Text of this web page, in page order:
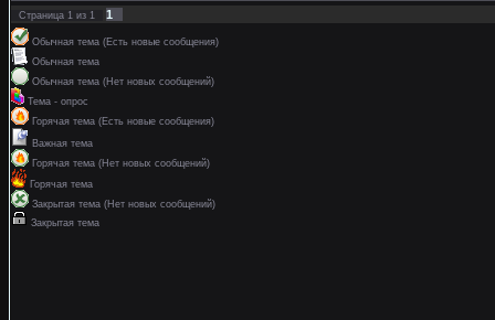
Страница 1 из 1 1
Обычная тема (Есть новые сообщения)
Обычная тема
Обычная тема (Нет новых сообщений)
Тема - опрос
Горячая тема (Есть новые сообщения)
Важная тема
Горячая тема (Нет новых сообщений)
Горячая тема
Закрытая тема (Нет новых сообщений)
Закрытая тема